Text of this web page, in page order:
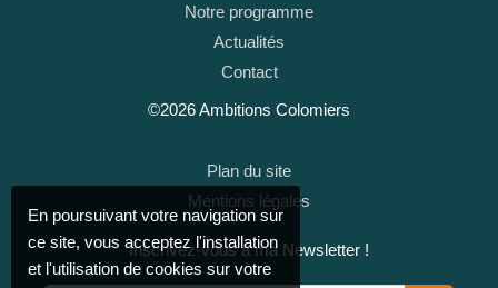
Notre programme
Actualités
Contact
©2026 Ambitions Colomiers
Plan du site
Mentions légales
Inscrivez-vous à ma Newsletter !
En poursuivant votre navigation sur
ce site, vous acceptez l'installation
et l'utilisation de cookies sur votre